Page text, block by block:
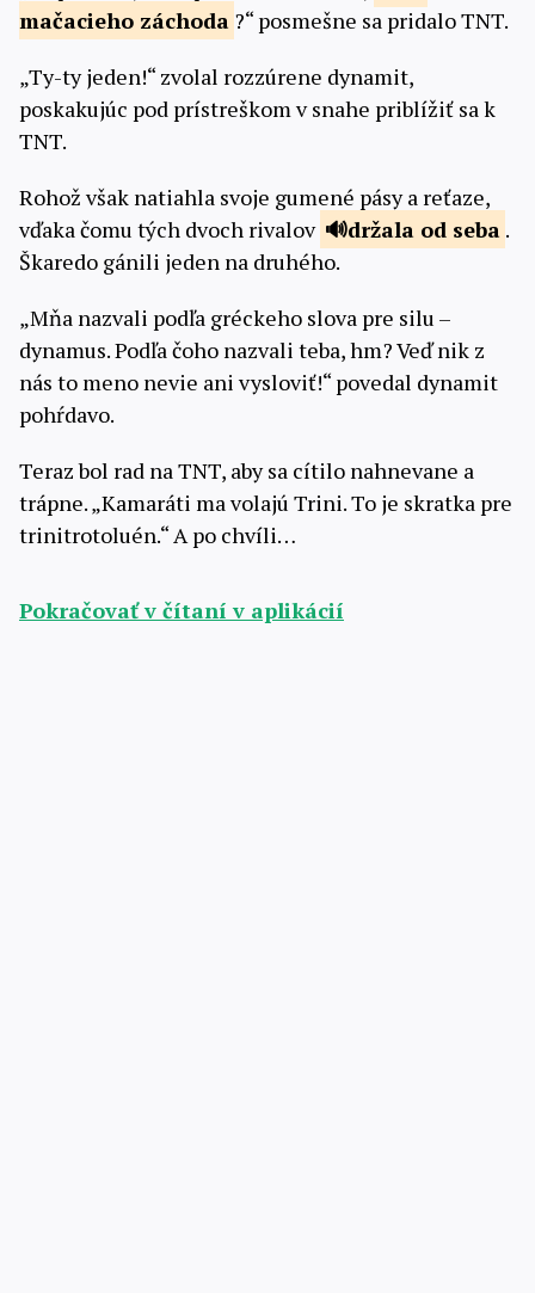
mačacieho záchoda ?“ posmešne sa pridalo TNT.
„Ty-ty jeden!“ zvolal rozzúrene dynamit,
poskakujúc pod prístreškom v snahe priblížiť sa k
TNT.
Rohož však natiahla svoje gumené pásy a reťaze,
vďaka čomu tých dvoch rivalov
držala od seba .
Škaredo gánili jeden na druhého.
„Mňa nazvali podľa gréckeho slova pre silu –
dynamus. Podľa čoho nazvali teba, hm? Veď nik z
nás to meno nevie ani vysloviť!“ povedal dynamit
pohŕdavo.
Teraz bol rad na TNT, aby sa cítilo nahnevane a
trápne. „Kamaráti ma volajú Trini. To je skratka pre
trinitrotoluén.“ A po chvíli…
Pokračovať v čítaní v aplikácií